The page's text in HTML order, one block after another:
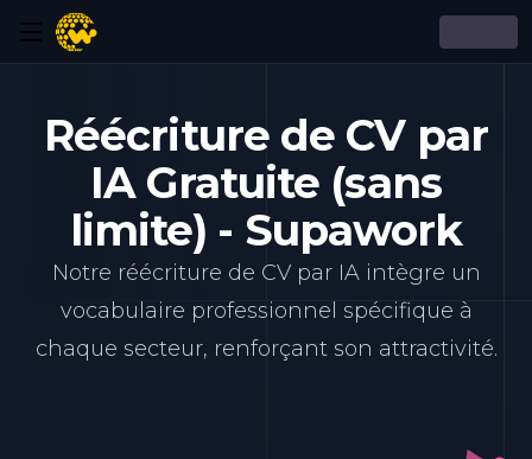
Réécriture de CV par
IA Gratuite (sans
limite) - Supawork
Notre réécriture de CV par IA intègre un
vocabulaire professionnel spécifique à
chaque secteur, renforçant son attractivité.